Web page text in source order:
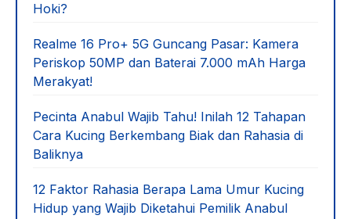
Hoki?
Realme 16 Pro+ 5G Guncang Pasar: Kamera
Periskop 50MP dan Baterai 7.000 mAh Harga
Merakyat!
Pecinta Anabul Wajib Tahu! Inilah 12 Tahapan
Cara Kucing Berkembang Biak dan Rahasia di
Baliknya
12 Faktor Rahasia Berapa Lama Umur Kucing
Hidup yang Wajib Diketahui Pemilik Anabul